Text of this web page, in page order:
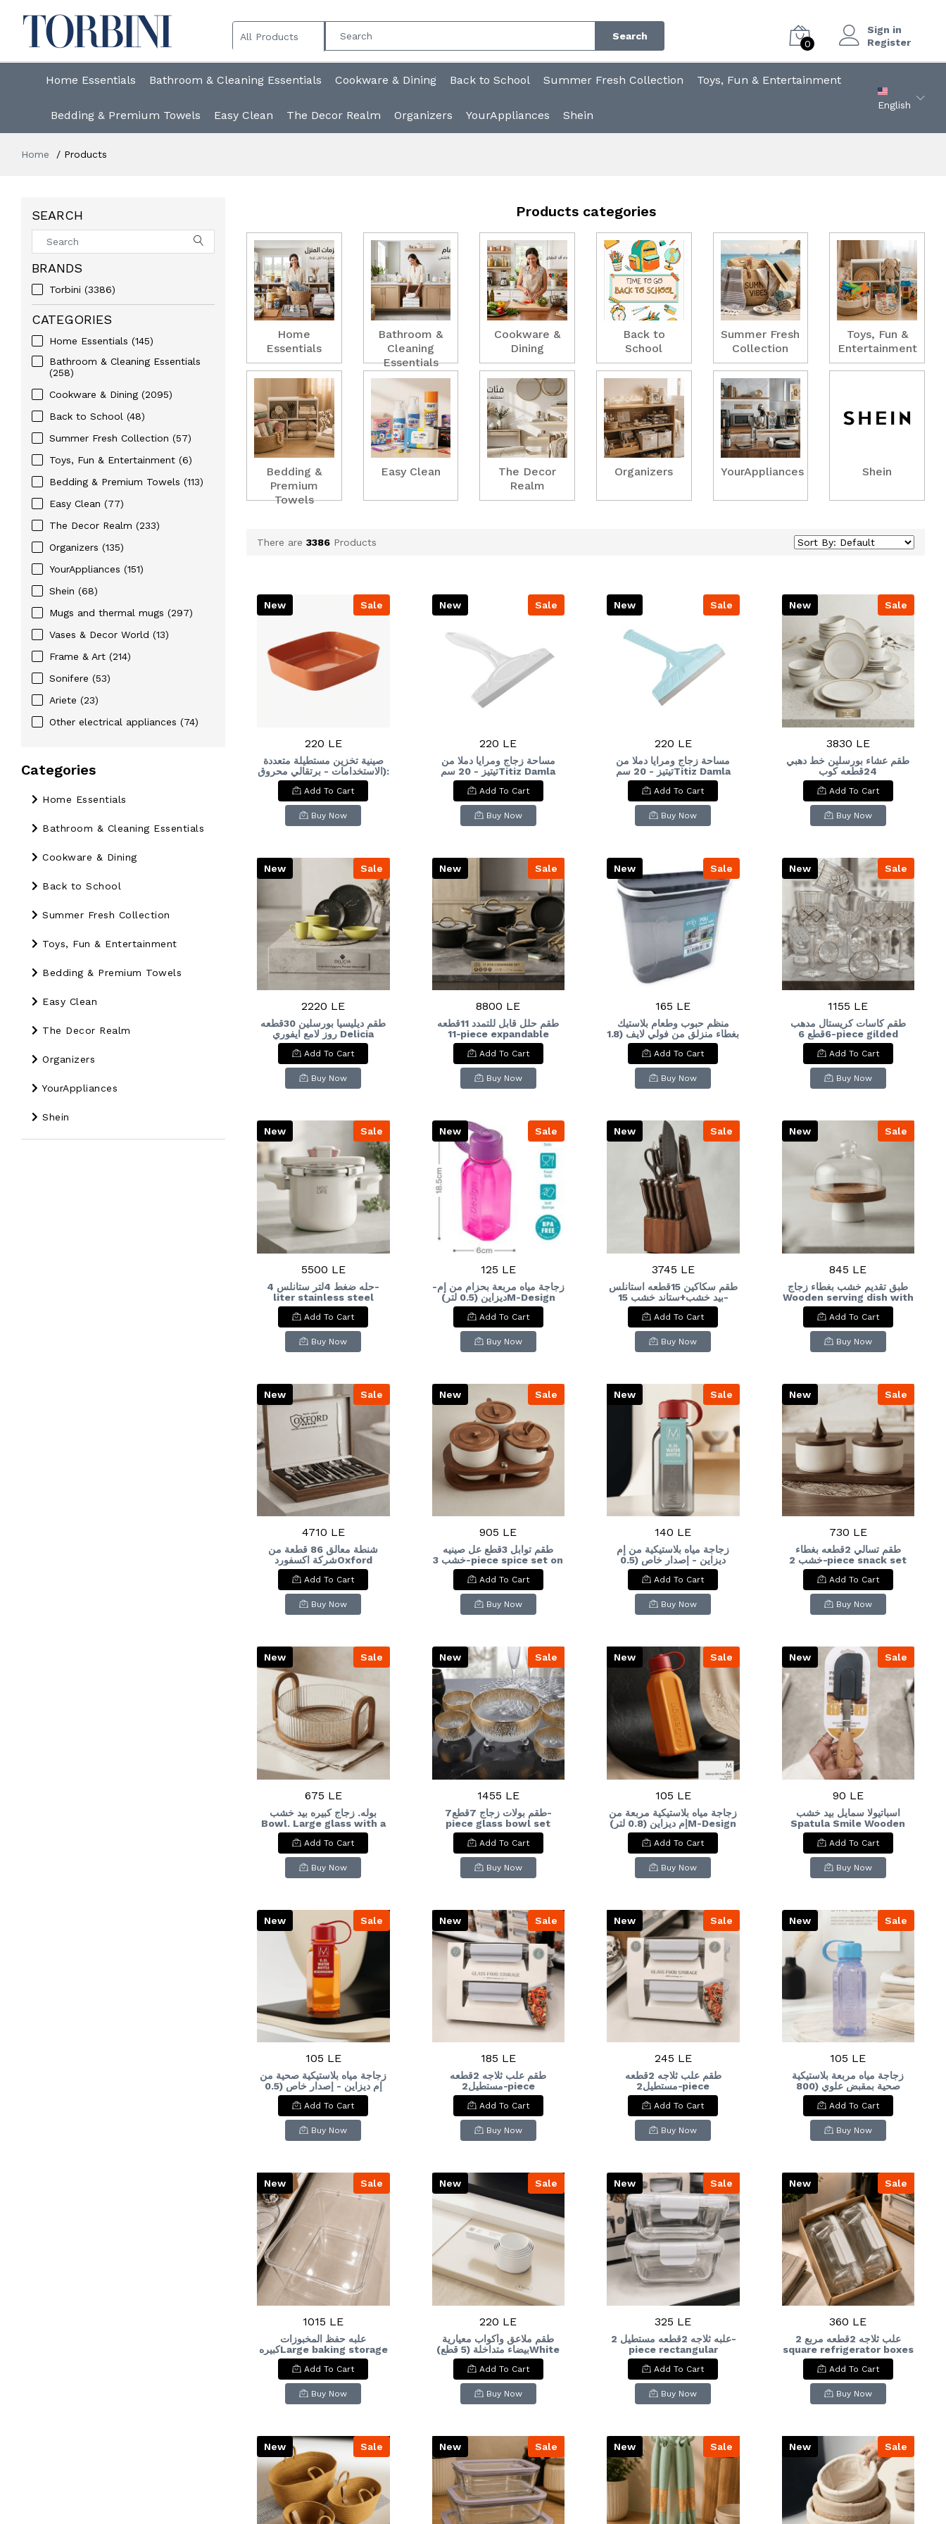
Search
0
Sign in
Register
Home Essentials Bathroom & Cleaning Essentials Cookware & Dining Back to School Summer Fresh Collection Toys, Fun & Entertainment
Bedding & Premium Towels Easy Clean The Decor Realm Organizers YourAppliances Shein
English
Home Products
SEARCH
BRANDS
Torbini (3386)
CATEGORIES
Home Essentials (145)
Bathroom & Cleaning Essentials
(258)
Cookware & Dining (2095)
Back to School (48)
Summer Fresh Collection (57)
Toys, Fun & Entertainment (6)
Bedding & Premium Towels (113)
Easy Clean (77)
The Decor Realm (233)
Organizers (135)
YourAppliances (151)
Shein (68)
Mugs and thermal mugs (297)
Vases & Decor World (13)
Frame & Art (214)
Sonifere (53)
Ariete (23)
Other electrical appliances (74)
Categories
Home Essentials
Bathroom & Cleaning Essentials
Cookware & Dining
Back to School
Summer Fresh Collection
Toys, Fun & Entertainment
Bedding & Premium Towels
Easy Clean
The Decor Realm
Organizers
YourAppliances
Shein
Products categories
Home
Essentials
Bathroom &
Cleaning
Essentials
Cookware &
Dining
Back to
School
Summer Fresh
Collection
Toys, Fun &
Entertainment
Bedding &
Premium
Towels
Easy Clean
The Decor
Realm
Organizers YourAppliances Shein
There are 3386 Products
Sale
New
220 LE
صينية تخزين مستطيلة متعددة
الاستخدامات - برتقالي محروق):
Versatile Rectangular
Storage Tray - Burnt
Orange
Add To Cart
Buy Now
Sale
New
220 LE
مساحة زجاج ومرايا دملا من
تيتيز - 20 سمTitiz Damla
Glass and Mirror
Squeegee - 2
Add To Cart
Buy Now
Sale
New
220 LE
مساحة زجاج ومرايا دملا من
تيتيز - 20 سمTitiz Damla
Glass and Mirror
Squeegee - 20 cm
Add To Cart
Buy Now
Sale
New
3830 LE
طقم عشاء بورسلين خط دهبي
24قطعه كوب
كريميPorcelain dinner set
with gold trim, 24 pieces,
cream-colored cup
Add To Cart
Buy Now
Sale
New
2220 LE
طقم ديليسيا بورسلين 30قطعه
روز لامع ايفوري Delicia
Porcelain Set, 30 Pieces,
Rose Ivory Glossy
Add To Cart
Buy Now
Sale
New
8800 LE
طقم حلل قابل للتمدد 11قطعه
11-piece expandable
cookware set
Add To Cart
Buy Now
Sale
New
165 LE
منظم حبوب وطعام بلاستيك
بغطاء منزلق من فولي لايف (1.8
& Cereal Container with
Sliding Lid (1.8L)
Add To Cart
Buy Now
Sale
New
1155 LE
طقم كاسات كريستال مدهب
6قطع 6-piece gilded
crystal glass set
Add To Cart
Buy Now
Sale
New
5500 LE
حله ضغط 4لتر ستانلس 4-
liter stainless steel
pressure cooker
Add To Cart
Buy Now
Sale
New
125 LE
زجاجة مياه مربعة بحزام من إم-
ديزاين (0.5 لتر)M-Design
Square Water Bottle with
Strap (0.5L
Add To Cart
Buy Now
Sale
New
3745 LE
طقم سكاكين 15قطعه استانلس
بيد خشب+ستاند خشب 15-
piece stainless steel
knife set with wooden
handles + wooden stand
Add To Cart
Buy Now
Sale
New
845 LE
طبق تقديم خشب بغطاء زجاج
Wooden serving dish with
a glass lid
Add To Cart
Buy Now
Sale
New
4710 LE
شنطة معالق 86 قطعة من
شركة اكسفوردOxford
Cutlery Set, 86 Pieces
Add To Cart
Buy Now
Sale
New
905 LE
طقم توابل 3قطع عل صينيه
خشب 3-piece spice set on
a wooden tray
Add To Cart
Buy Now
Sale
New
140 LE
زجاجة مياه بلاستيكية من إم
ديزاين - إصدار خاص (0.5
لتر)M-Design Special
Edition Plastic Water
Bottle (0.5L
Add To Cart
Buy Now
Sale
New
730 LE
طقم تسالي 2قطعه بغطاء
خشب 2-piece snack set
with wooden lid
Add To Cart
Buy Now
Sale
New
675 LE
بوله. زجاج كبيره بيد خشب
Bowl. Large glass with a
wooden handle.
Add To Cart
Buy Now
Sale
New
1455 LE
طقم بولات زجاج 7قطع7-
piece glass bowl set
Add To Cart
Buy Now
Sale
New
105 LE
زجاجة مياه بلاستيكية مربعة من
إم ديزاين (0.8 لتر)M-Design
Square Plastic Water
Bottle (0.8L
Add To Cart
Buy Now
Sale
New
90 LE
اسباتيولا سمايل بيد خشب
Spatula Smile Wooden
Handle
Add To Cart
Buy Now
Sale
New
105 LE
زجاجة مياه بلاستيكية صحية من
إم ديزاين - إصدار خاص (0.5
لتر)M-Design Special
Edition Plastic Water
Bottle (0.5L)
Add To Cart
Buy Now
Sale
New
185 LE
طقم علب ثلاجه 2قطعه
مستطيل2-piece
rectangular refrigerator
container set
Add To Cart
Buy Now
Sale
New
245 LE
طقم علب ثلاجه 2قطعه
مستطيل2-piece
rectangular refrigerator
container set
Add To Cart
Buy Now
Sale
New
105 LE
زجاجة مياه مربعة بلاستيكية
صحية بمقبض علوي (800
مل)Square Plastic Water
Bottle with Top Handle
(800 ml)
Add To Cart
Buy Now
Sale
New
1015 LE
علبه حفظ المخبوزات
كبيرهLarge baking storage
box
Add To Cart
Buy Now
Sale
New
220 LE
طقم ملاعق وأكواب معيارية
بيضاء متداخلة (5 قطع)White
Nesting Measuring
Spoons & Cups Set (5
Pcs)
Add To Cart
Buy Now
Sale
New
325 LE
علبه ثلاجه 2قطعه مستطيل 2-
piece rectangular
refrigerator box
Add To Cart
Buy Now
Sale
New
360 LE
علب ثلاجه 2قطعه مربع 2
square refrigerator boxes
Add To Cart
Buy Now
Sale
New Sale
New Sale
New Sale
New